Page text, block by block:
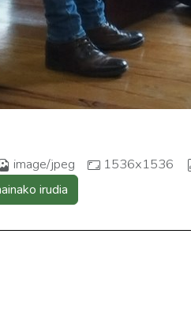
image/jpeg 1536x1536
irudia